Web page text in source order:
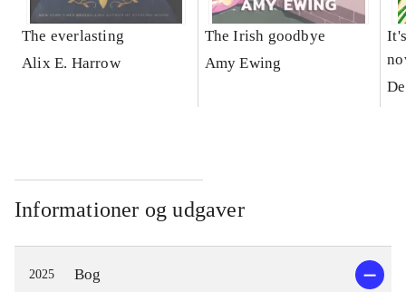
The everlasting
Alix E. Harrow
The Irish goodbye
Amy Ewing
Informationer og udgaver
2025 Bog